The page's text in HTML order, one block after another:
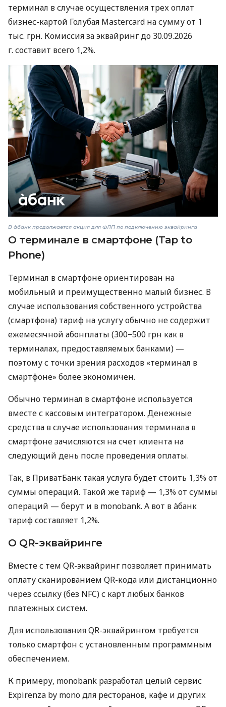
терминал в случае осуществления трех оплат
бизнес-картой Голубая Mastercard на сумму от 1
тыс. грн. Комиссия за эквайринг до 30.09.2026
г. составит всего 1,2%.
В àбанк продолжается акция для ФЛП по подключению эквайринга
О терминале в смартфоне (Tap to
Phone)
Терминал в смартфоне ориентирован на
мобильный и преимущественно малый бизнес. В
случае использования собственного устройства
(смартфона) тариф на услугу обычно не содержит
ежемесячной абонплаты (300−500 грн как в
терминалах, предоставляемых банками) —
поэтому с точки зрения расходов «терминал в
смартфоне» более экономичен.
Обычно терминал в смартфоне используется
вместе с кассовым интегратором. Денежные
средства в случае использования терминала в
смартфоне зачисляются на счет клиента на
следующий день после проведения оплаты.
Так, в ПриватБанк такая услуга будет стоить 1,3% от
суммы операций. Такой же тариф — 1,3% от суммы
операций — берут и в monobank. А вот в àбанк
тариф составляет 1,2%.
О QR-эквайринге
Вместе с тем QR-эквайринг позволяет принимать
оплату сканированием QR-кода или дистанционно
через ссылку (без NFC) с карт любых банков
платежных систем.
Для использования QR-эквайрингом требуется
только смартфон с установленным программным
обеспечением.
К примеру, monobank разработал целый сервис
Expirenza by mono для ресторанов, кафе и других